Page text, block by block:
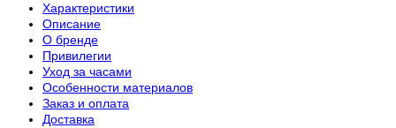
Характеристики
Описание
О бренде
Привилегии
Уход за часами
Особенности материалов
Заказ и оплата
Доставка